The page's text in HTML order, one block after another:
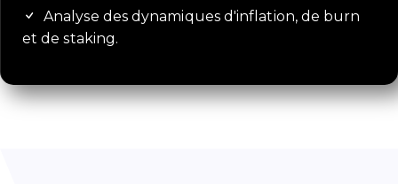
Analyse des dynamiques d'inflation, de burn
et de staking.